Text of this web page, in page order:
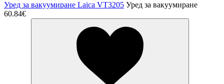
Уред за вакуумиране Laica VT3205 Уред за вакуумиране
60.84€